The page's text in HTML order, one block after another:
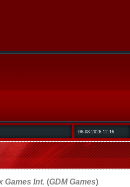
06-08-2026 12:16
Games Int. (GDM Games)